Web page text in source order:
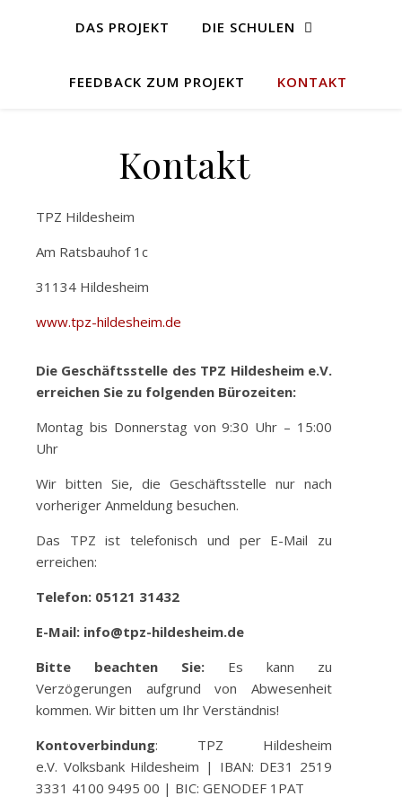
DAS PROJEKT DIE SCHULEN
FEEDBACK ZUM PROJEKT KONTAKT
Kontakt
TPZ Hildesheim
Am Ratsbauhof 1c
31134 Hildesheim
www.tpz-hildesheim.de
Die Geschäftsstelle des TPZ Hildesheim e.V.
erreichen Sie zu folgenden Bürozeiten:
Montag bis Donnerstag von 9:30 Uhr – 15:00
Uhr
Wir bitten Sie, die Geschäftsstelle nur nach
vorheriger Anmeldung besuchen.
Das TPZ ist telefonisch und per E-Mail zu
erreichen:
Telefon: 05121 31432
E-Mail: info@tpz-hildesheim.de
Bitte beachten Sie: Es kann zu
Verzögerungen aufgrund von Abwesenheit
kommen. Wir bitten um Ihr Verständnis!
Kontoverbindung: TPZ Hildesheim
e.V. Volksbank Hildesheim | IBAN: DE31 2519
3331 4100 9495 00 | BIC: GENODEF 1PAT